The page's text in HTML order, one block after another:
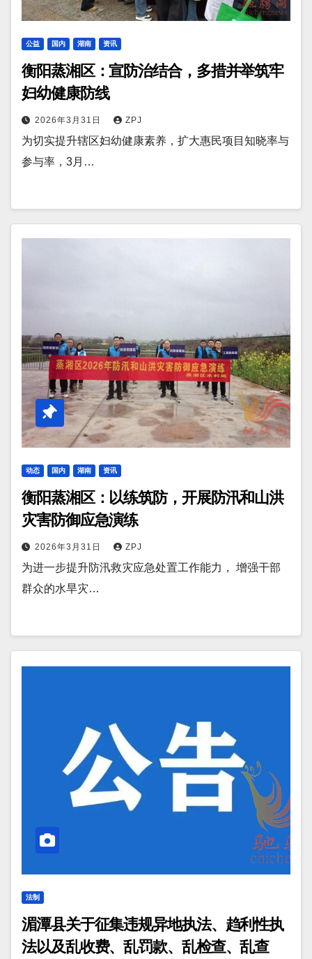
公益 国内 湖南 资讯
衡阳蒸湘区：宣防治结合，多措并举筑牢
妇幼健康防线
2026年3月31日 ZPJ
为切实提升辖区妇幼健康素养，扩大惠民项目知晓率与
参与率，3月…
动态 国内 湖南 资讯
衡阳蒸湘区：以练筑防，开展防汛和山洪
灾害防御应急演练
2026年3月31日 ZPJ
为进一步提升防汛救灾应急处置工作能力， 增强干部
群众的水旱灾…
法制
湄潭县关于征集违规异地执法、趋利性执
法以及乱收费、乱罚款、乱检查、乱查